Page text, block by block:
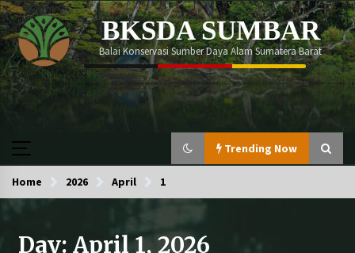
Skip
to
content
BKSDA SUMBAR
Balai Konservasi Sumber Daya Alam Sumatera Barat
Trending Now
Trending Now
Momen memperingati Global Tiger Day 2026
berlangsung begitu meriah!
Home 2026 April 1
Day: April 1, 2026